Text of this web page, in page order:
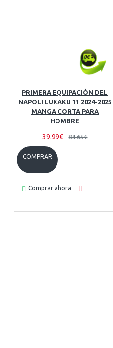
PRIMERA EQUIPACIÓN DEL
NAPOLI LUKAKU 11 2024-2025
MANGA CORTA PARA
HOMBRE
39.99€ 84.65€
COMPRAR
Comprar ahora